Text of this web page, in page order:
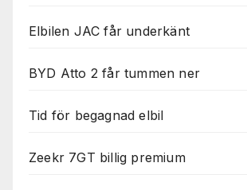
Elbilen JAC får underkänt
BYD Atto 2 får tummen ner
Tid för begagnad elbil
Zeekr 7GT billig premium